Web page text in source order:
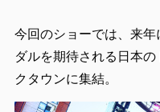
今回のショーでは、来
ダルを期待される日本
クタウンに集結。